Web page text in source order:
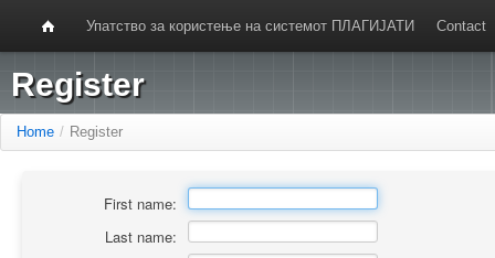
Упатство за користење на системот ПЛАГИЈАТИ Contact
Register
Home / Register
First name:
Last name: